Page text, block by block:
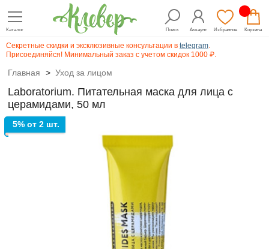
Каталог Поиск Аккаунт Избранное Корзина
Секретные скидки и эксклюзивные консультации в telegram.
Присоединяйся! Минимальный заказ с учетом скидок 1000 ₽.
Главная > Уход за лицом
Laboratorium. Питательная маска для лица с
церамидами, 50 мл
5% от 2 шт.